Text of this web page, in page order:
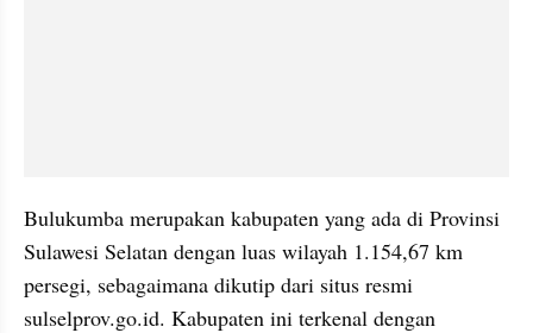
Bulukumba merupakan kabupaten yang ada di Provinsi
Sulawesi Selatan dengan luas wilayah 1.154,67 km
persegi, sebagaimana dikutip dari situs resmi
sulselprov.go.id. Kabupaten ini terkenal dengan